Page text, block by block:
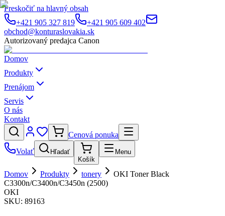
Preskočiť na hlavný obsah
+421 905 327 819
+421 905 609 402
obchod@konturaslovakia.sk
Autorizovaný predajca Canon
Domov
Produkty
Prenájom
Servis
O nás
Kontakt
Cenová ponuka
Volať
Hľadať
Košík
Menu
Domov Produkty tonery
OKI Toner Black
C3300n/C3400n/C3450n (2500)
OKI
SKU: 89163